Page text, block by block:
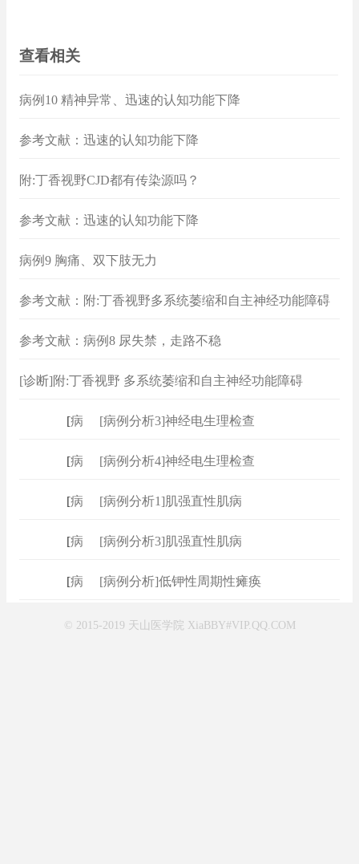
查看相关
病例10 精神异常、迅速的认知功能下降
参考文献：迅速的认知功能下降
附:丁香视野CJD都有传染源吗？
参考文献：迅速的认知功能下降
病例9 胸痛、双下肢无力
参考文献：附:丁香视野多系统萎缩和自主神经功能障碍
参考文献：病例8 尿失禁，走路不稳
[诊断]附:丁香视野 多系统萎缩和自主神经功能障碍
病例 [病例分析3]神经电生理检查
病例 [病例分析4]神经电生理检查
病例 [病例分析1]肌强直性肌病
病例 [病例分析3]肌强直性肌病
病例 [病例分析]低钾性周期性瘫痪
© 2015-2019 天山医学院 XiaBBY#VIP.QQ.COM